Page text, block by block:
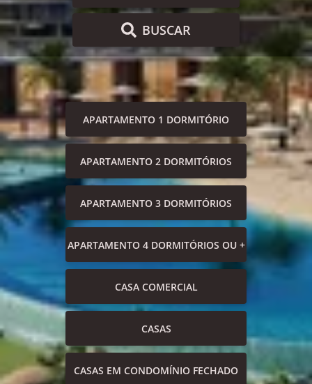
BUSCAR
APARTAMENTO 1 DORMITÓRIO
APARTAMENTO 2 DORMITÓRIOS
APARTAMENTO 3 DORMITÓRIOS
APARTAMENTO 4 DORMITÓRIOS OU +
CASA COMERCIAL
CASAS
CASAS EM CONDOMÍNIO FECHADO